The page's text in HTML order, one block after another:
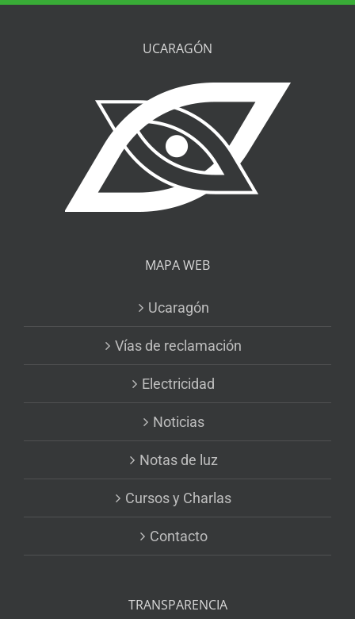
UCARAGÓN
MAPA WEB
Ucaragón
Vías de reclamación
Electricidad
Noticias
Notas de luz
Cursos y Charlas
Contacto
TRANSPARENCIA